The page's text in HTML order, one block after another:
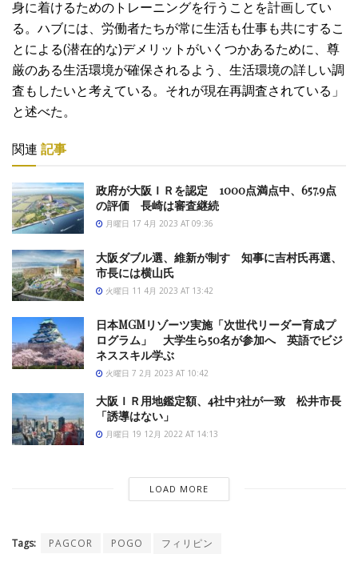
身に着けるためのトレーニングを行うことを計画してい
る。ハブには、労働者たちが常に生活も仕事も共にするこ
とによる(潜在的な)デメリットがいくつかあるために、尊
厳のある生活環境が確保されるよう、生活環境の詳しい調
査もしたいと考えている。それが現在再調査されている」
と述べた。
関連 記事
政府が大阪ＩＲを認定 1000点満点中、657.9点
の評価 長崎は審査継続
月曜日 17 4月 2023 AT 09:36
大阪ダブル選、維新が制す 知事に吉村氏再選、
市長には横山氏
火曜日 11 4月 2023 AT 13:42
日本MGMリゾーツ実施「次世代リーダー育成プ
ログラム」 大学生ら50名が参加へ 英語でビジ
ネススキル学ぶ
火曜日 7 2月 2023 AT 10:42
大阪ＩＲ用地鑑定額、4社中3社が一致 松井市長
「誘導はない」
月曜日 19 12月 2022 AT 14:13
LOAD MORE
Tags: PAGCOR POGO フィリピン